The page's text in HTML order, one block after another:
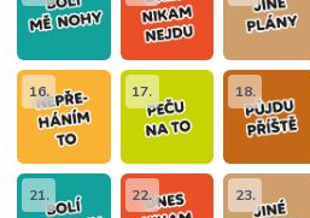
16. 17. 18.
21. 22. 23.